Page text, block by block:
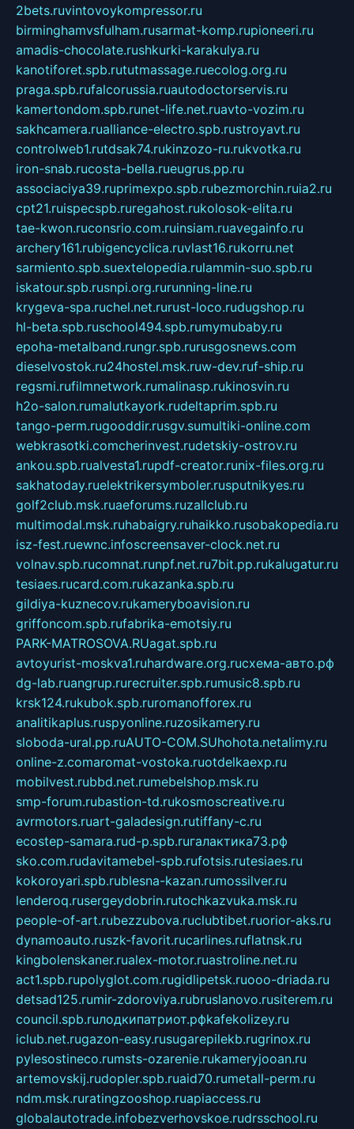
2bets.ruvintovoykompressor.ru
birminghamvsfulham.rusarmat-komp.rupioneeri.ru
amadis-chocolate.rushkurki-karakulya.ru
kanotiforet.spb.rututmassage.ruecolog.org.ru
praga.spb.rufalcorussia.ruautodoctorservis.ru
kamertondom.spb.runet-life.net.ruavto-vozim.ru
sakhcamera.rualliance-electro.spb.rustroyavt.ru
controlweb1.rutdsak74.rukinzozo-ru.rukvotka.ru
iron-snab.rucosta-bella.rueugrus.pp.ru
associaciya39.ruprimexpo.spb.rubezmorchin.ruia2.ru
cpt21.ruispecspb.ruregahost.rukolosok-elita.ru
tae-kwon.ruconsrio.com.ruinsiam.ruavegainfo.ru
archery161.rubigencyclica.ruvlast16.rukorru.net
sarmiento.spb.suextelopedia.rulammin-suo.spb.ru
iskatour.spb.rusnpi.org.rurunning-line.ru
krygeva-spa.ruchel.net.rurust-loco.rudugshop.ru
hl-beta.spb.ruschool494.spb.rumymubaby.ru
epoha-metalband.rungr.spb.rurusgosnews.com
dieselvostok.ru24hostel.msk.ruw-dev.ruf-ship.ru
regsmi.rufilmnetwork.rumalinasp.rukinosvin.ru
h2o-salon.rumalutkayork.rudeltaprim.spb.ru
tango-perm.rugooddir.rusgv.sumultiki-online.com
webkrasotki.comcherinvest.rudetskiy-ostrov.ru
ankou.spb.rualvesta1.rupdf-creator.runix-files.org.ru
sakhatoday.ruelektrikersymboler.rusputnikyes.ru
golf2club.msk.ruaeforums.ruzallclub.ru
multimodal.msk.ruhabaigry.ruhaikko.rusobakopedia.ru
isz-fest.ruewnc.infoscreensaver-clock.net.ru
volnav.spb.rucomnat.runpf.net.ru7bit.pp.rukalugatur.ru
tesiaes.rucard.com.rukazanka.spb.ru
gildiya-kuznecov.rukameryboavision.ru
griffoncom.spb.rufabrika-emotsiy.ru
PARK-MATROSOVA.RUagat.spb.ru
avtoyurist-moskva1.ruhardware.org.ruсхема-авто.рф
dg-lab.ruangrup.rurecruiter.spb.rumusic8.spb.ru
krsk124.rukubok.spb.ruromanofforex.ru
analitikaplus.ruspyonline.ruzosikamery.ru
sloboda-ural.pp.ruAUTO-COM.SUhohota.netalimy.ru
online-z.comaromat-vostoka.ruotdelkaexp.ru
mobilvest.rubbd.net.rumebelshop.msk.ru
smp-forum.rubastion-td.rukosmoscreative.ru
avrmotors.ruart-galadesign.rutiffany-c.ru
ecostep-samara.rud-p.spb.ruгалактика73.рф
sko.com.rudavitamebel-spb.rufotsis.rutesiaes.ru
kokoroyari.spb.rublesna-kazan.rumossilver.ru
lenderoq.rusergeydobrin.rutochkazvuka.msk.ru
people-of-art.rubezzubova.ruclubtibet.ruorior-aks.ru
dynamoauto.ruszk-favorit.rucarlines.ruflatnsk.ru
kingbolenskaner.rualex-motor.ruastroline.net.ru
act1.spb.rupolyglot.com.rugidlipetsk.ruooo-driada.ru
detsad125.rumir-zdoroviya.rubruslanovo.rusiterem.ru
council.spb.ruлодкипатриот.рфkafekolizey.ru
iclub.net.rugazon-easy.rusugarepilekb.rugrinox.ru
pylesostineco.rumsts-ozarenie.rukameryjooan.ru
artemovskij.rudopler.spb.ruaid70.rumetall-perm.ru
ndm.msk.ruratingzooshop.ruapiaccess.ru
globalautotrade.infobezverhovskoe.rudrsschool.ru